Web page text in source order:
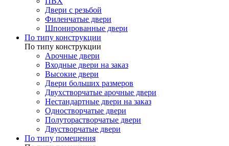
Двери с резьбой
Филенчатые двери
Шпонированные двери
По типу конструкции
По типу конструкции
Арочные двери
Входные двери на заказ
Высокие двери
Двери больших размеров
Двухстворчатые арочные двери
Нестандартные двери на заказ
Одностворчатые двери
Полуторастворчатые двери
Двустворчатые двери
По типу помещения